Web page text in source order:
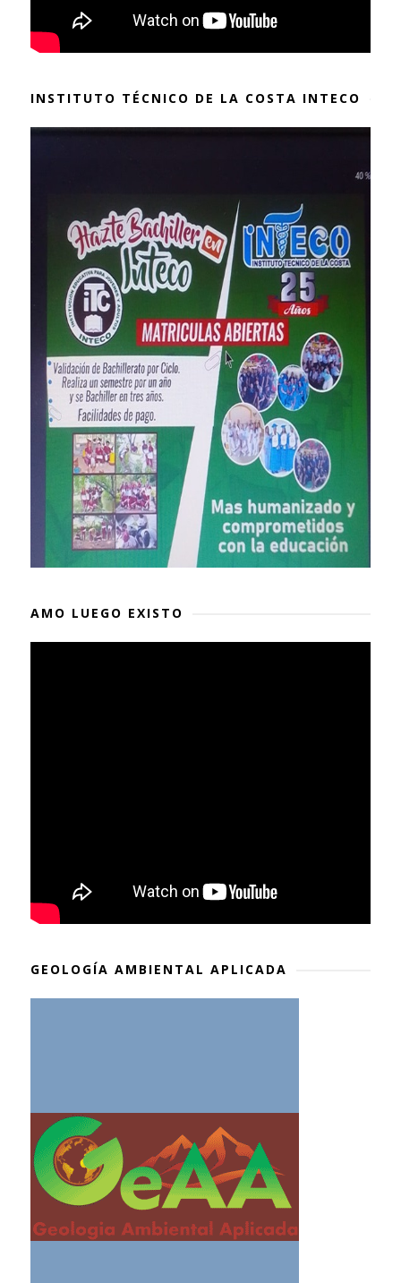
INSTITUTO TÉCNICO DE LA COSTA INTECO
AMO LUEGO EXISTO
GEOLOGÍA AMBIENTAL APLICADA